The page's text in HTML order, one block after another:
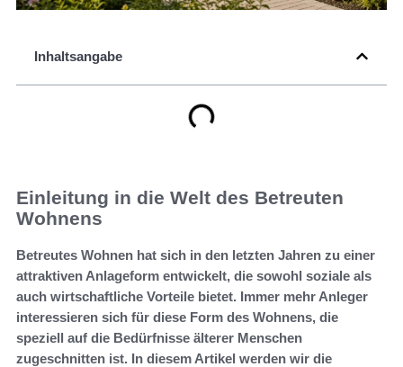
Inhaltsangabe
Einleitung in die Welt des Betreuten
Wohnens
Betreutes Wohnen hat sich in den letzten Jahren zu einer
attraktiven Anlageform entwickelt, die sowohl soziale als
auch wirtschaftliche Vorteile bietet. Immer mehr Anleger
interessieren sich für diese Form des Wohnens, die
speziell auf die Bedürfnisse älterer Menschen
zugeschnitten ist. In diesem Artikel werden wir die